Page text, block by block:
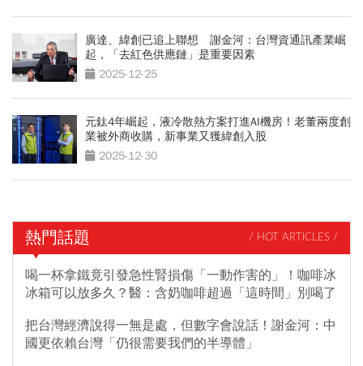
廣達、緯創已追上聯想 謝金河：台灣資通訊產業崛
起，「去紅色供應鏈」是重要因素
2025-12-25
元鈦4年崛起，液冷散熱方案打進AI機房！老董兩度創
業被外商收購，新事業又獲緯創入股
2025-12-30
熱門話題 / HOT ARTICLES /
喝一杯拿鐵竟引發急性腎損傷「一動作害的」！咖啡冰
冰箱可以放多久？醫：含奶咖啡超過「這時間」別喝了
把台灣經濟說得一無是處，但數字會說話！謝金河：中
國更依賴台灣「仍很需要我們的半導體」